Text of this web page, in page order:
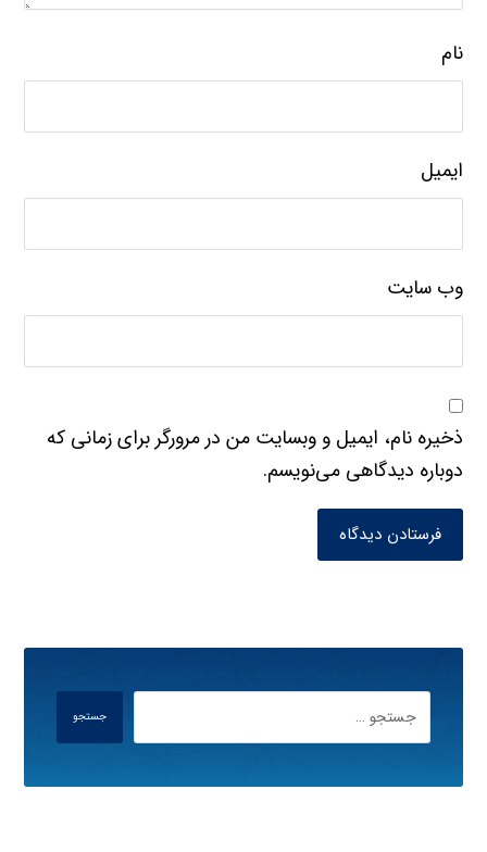
نام
ایمیل
وب‌ سایت
ذخیره نام، ایمیل و وبسایت من در مرورگر برای زمانی که
دوباره دیدگاهی می‌نویسم.
فرستادن دیدگاه
جستجو